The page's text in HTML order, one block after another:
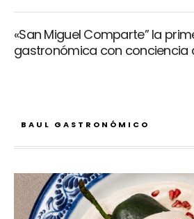
«San Miguel Comparte” la
gastronómica con conciencia
BAUL GASTRONÓMICO